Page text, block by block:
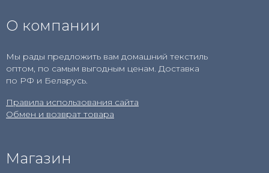
О компании
Мы рады предложить вам домашний текстиль
оптом, по самым выгодным ценам. Доставка
по РФ и Беларусь.
Правила использования сайта
Обмен и возврат товара
Магазин